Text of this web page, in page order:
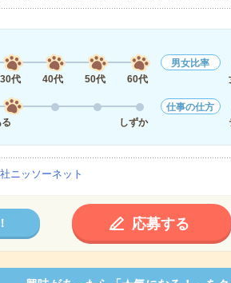
30代 40代 50代 60代
男女比率
しずか
仕事の仕方
ニッソーネット
応募する